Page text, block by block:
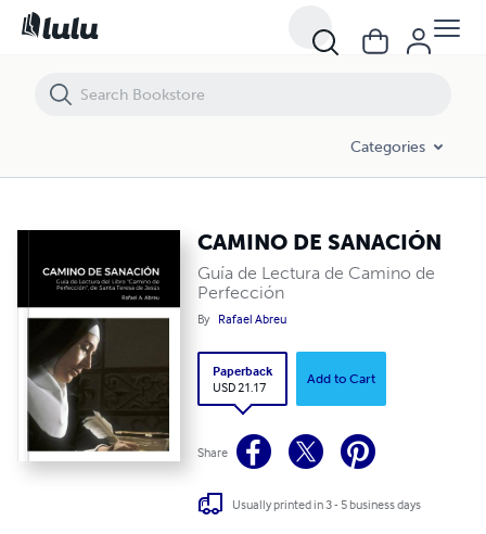
Categories
CAMINO DE SANACIÓN
Guía de Lectura de Camino de
Perfección
By Rafael Abreu
Paperback
USD 21.17
Add to Cart
Share
Usually printed in 3 - 5 business days
CAMINO DE SANACIÓN